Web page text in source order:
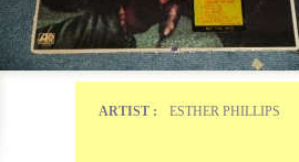
ARTIST : ESTHER PHILLIPS